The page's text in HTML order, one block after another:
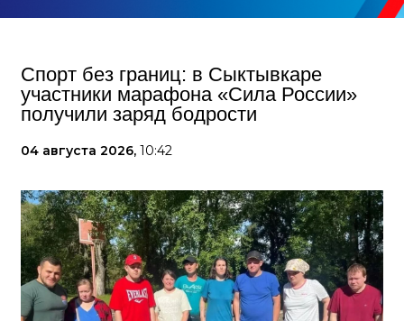
Спорт без границ: в Сыктывкаре
участники марафона «Сила России»
получили заряд бодрости
04 августа 2026, 10:42